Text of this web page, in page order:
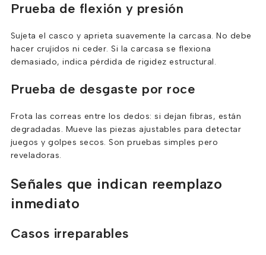
Prueba de flexión y presión
Sujeta el casco y aprieta suavemente la carcasa. No debe
hacer crujidos ni ceder. Si la carcasa se flexiona
demasiado, indica pérdida de rigidez estructural.
Prueba de desgaste por roce
Frota las correas entre los dedos: si dejan fibras, están
degradadas. Mueve las piezas ajustables para detectar
juegos y golpes secos. Son pruebas simples pero
reveladoras.
Señales que indican reemplazo
inmediato
Casos irreparables